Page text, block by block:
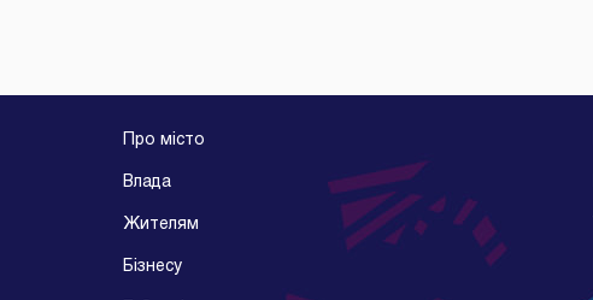
Про місто
Влада
Жителям
Бізнесу